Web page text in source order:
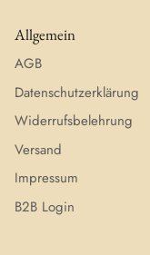
Allgemein
AGB
Datenschutzerklärung
Widerrufsbelehrung
Versand
Impressum
B2B Login